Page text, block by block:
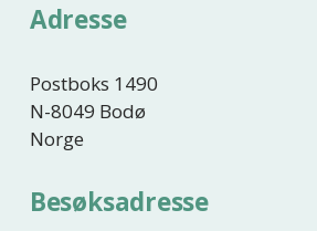
i
Adresse
Postboks 1490
N-8049 Bodø
Norge
Besøksadresse